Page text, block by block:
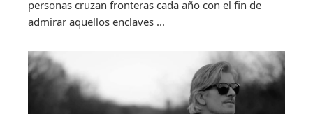
personas cruzan fronteras cada año con el fin de
admirar aquellos enclaves ...